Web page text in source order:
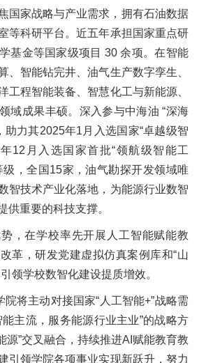
国家战略与产业需求，拥有石油数据
等科研平台。近五年承担国家重点研
基金等国家级项目 30 余项。在智能
、智能钻完井、油气生产数字孪生、
工程智能装备、智慧化工与新能源、
域成果丰硕。深入参与中海油 “深海
助力其2025年1月入选国家“卓越级智
12月入选国家首批“领航级智能工
级，全国15家，油气勘探开发领域唯
智技术产业化落地，为能源行业数智
供重要的科技支撑。
，在学校率先开展人工智能赋能教
革，研发党建虚拟仿真案例库和“山
领学校数智化建设提质增效。
院将主动对接国家“人工智能+”战略需
主流，服务能源行业主业”的战略方
源”交叉融合，持续推进AI赋能教育教
引领学院各项事业实现新跃升，努力